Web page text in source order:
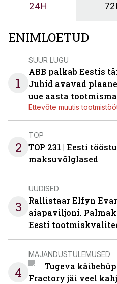
OÜ tegevjuht Sander
24H
ENIMLOETUD
1
SUUR LUGU
ABB palkab Eestis
Juhid avavad
uue aasta
Ettevõte muutis
2
TOP
TOP 231 | Eesti
maksuvõlglased
3
UUDISED
Rallistaar Elfyn
aiapaviljoni.
Eesti
4
MAJANDUSTULEMUSED
Tugeva
Fractory jäi veel